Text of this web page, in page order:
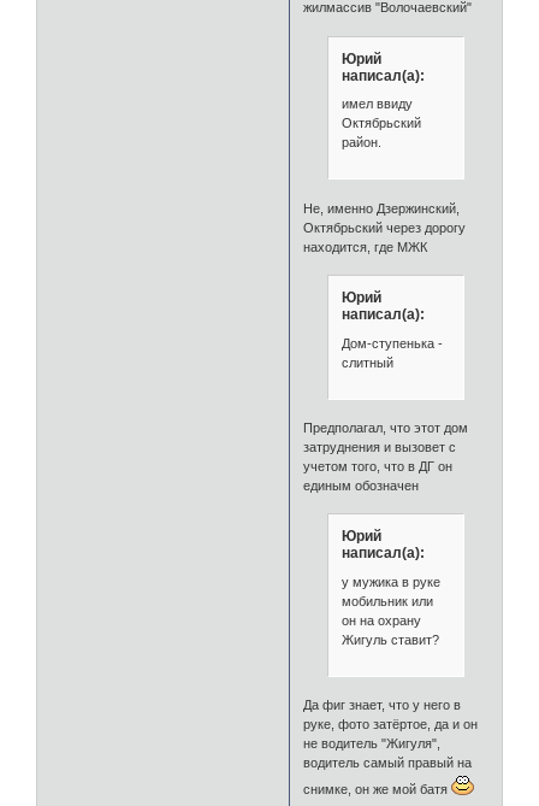
жилмассив "Волочаевский"
Юрий
написал(а):
имел ввиду
Октябрьский
район.
Не, именно Дзержинский,
Октябрьский через дорогу
находится, где МЖК
Юрий
написал(а):
Дом-ступенька -
слитный
Предполагал, что этот дом
затруднения и вызовет с
учетом того, что в ДГ он
единым обозначен
Юрий
написал(а):
у мужика в руке
мобильник или
он на охрану
Жигуль ставит?
Да фиг знает, что у него в
руке, фото затёртое, да и он
не водитель "Жигуля",
водитель самый правый на
снимке, он же мой батя